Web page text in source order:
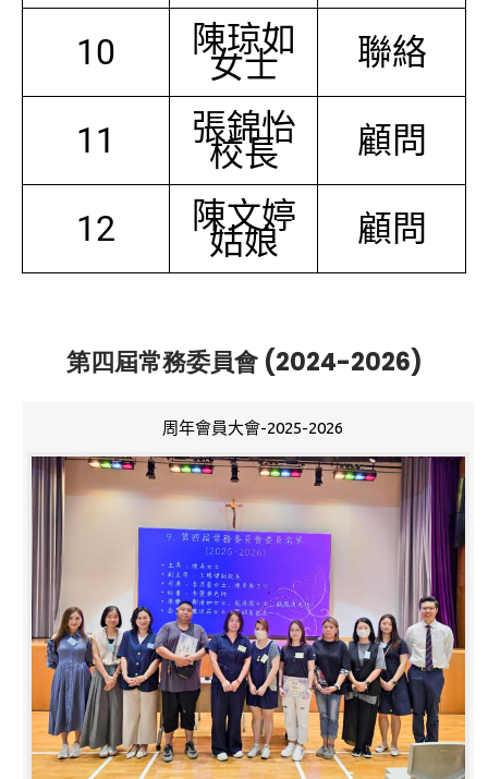
10 陳琼如
女士 聯絡
11 張錦怡
校長 顧問
12 陳文婷
姑娘 顧問
第四屆常務委員會 (2024-2026)
周年會員大會-2025-2026